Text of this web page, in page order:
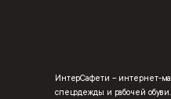
ИнтерСафети – интернет-
спецодежды и рабочей обуви.